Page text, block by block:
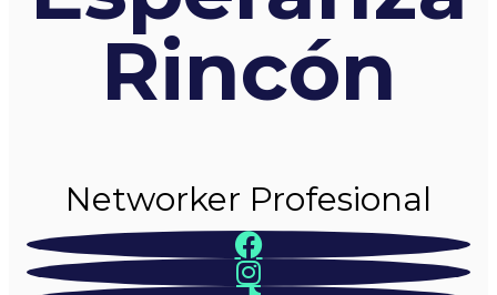
Rincón
Networker Profesional